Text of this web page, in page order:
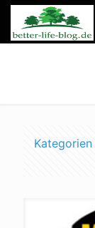
Kategorien